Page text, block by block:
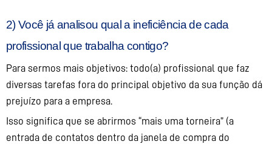
2) Você já analisou qual a ineficiência de cada
profissional que trabalha contigo?
Para sermos mais objetivos: todo(a) profissional que faz
diversas tarefas fora do principal objetivo da sua função dá
prejuízo para a empresa.
Isso significa que se abrirmos “mais uma torneira” (a
entrada de contatos dentro da janela de compra do